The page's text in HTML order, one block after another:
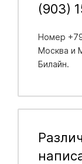
(903)
Номер
Москва и
Билайн.